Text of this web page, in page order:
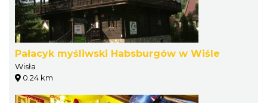
Pałacyk myśliwski Habsburgów w Wiśle
Wisła
0.24 km